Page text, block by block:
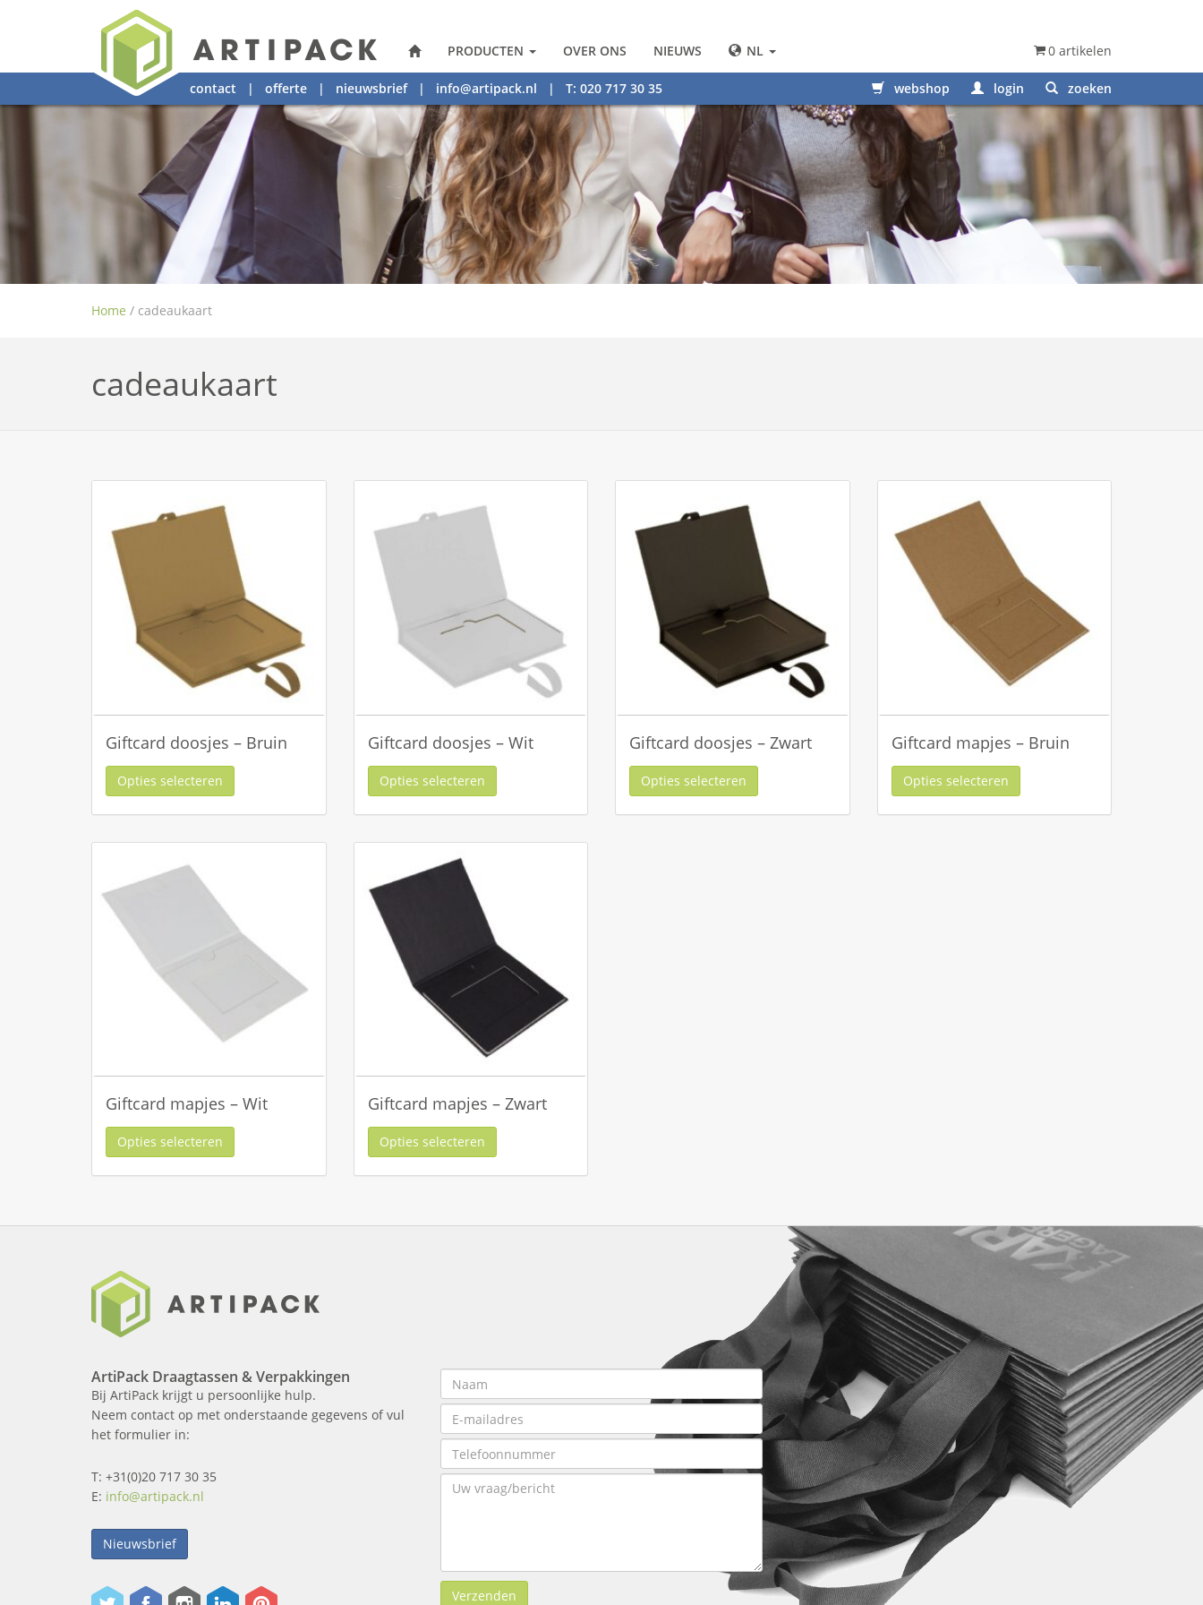
PRODUCTEN OVER ONS NIEUWS NL 0 artikelen
contact | offerte | nieuwsbrief| info@artipack.nl | T: 020 717 30 35 webshop login zoeken
Home / cadeaukaart
cadeaukaart
Giftcard doosjes – Bruin
Opties selecteren
Giftcard doosjes – Wit
Opties selecteren
Giftcard doosjes – Zwart
Opties selecteren
Giftcard mapjes – Bruin
Opties selecteren
Giftcard mapjes – Wit
Opties selecteren
Giftcard mapjes – Zwart
Opties selecteren
ArtiPack Draagtassen & Verpakkingen
Bij ArtiPack krijgt u persoonlijke hulp.
Neem contact op met onderstaande gegevens of vul
het formulier in:
T: +31(0)20 717 30 35
E: info@artipack.nl
Nieuwsbrief
Verzenden